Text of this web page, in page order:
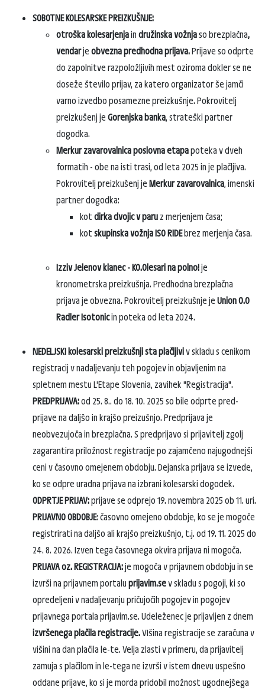
SOBOTNE KOLESARSKE PREIZKUŠNJE:
otroška kolesarjenjain družinska vožnjaso brezplačna,
vendarje obvezna predhodna prijava.Prijave so odprte
do zapolnitve razpoložljivih mest oziroma dokler se ne
doseže število prijav, za katero organizator še jamči
varno izvedbo posamezne preizkušnje. Pokrovitelj
preizkušenj je Gorenjska banka, strateški partner
dogodka.
Merkur zavarovalnica poslovna etapapoteka v dveh
formatih - obe na isti trasi, od leta 2025 in je plačljiva.
Pokrovitelj preizkušenj je Merkur zavarovalnica, imenski
partner dogodka:
kot dirka dvojicv paru z merjenjem časa;
kot skupinska vožnjaISO RIDEbrez merjenja časa.
Izziv Jelenov klanec - K0.0lesari na polno!je
kronometrska preizkušnja. Predhodna brezplačna
prijava je obvezna. Pokrovitelj preizkušnje je Union 0.0
Radler Isotonicin poteka od leta 2024.
NEDELJSKI kolesarski preizkušnji sta plačljiviv skladu s cenikom
registracij v nadaljevanju teh pogojev in objavljenim na
spletnem mestu L'Etape Slovenia, zavihek "Registracija".
PREDPRIJAVA:od 25. 8.. do 18. 10. 2025 so bile odprte pred-
prijave na daljšo in krajšo preizušnjo. Predprijava je
neobvezujoča in brezplačna. S predprijavo si prijavitelj zgolj
zagarantira priložnost registracije po zajamčeno najugodnejši
ceni v časovno omejenem obdobju. Dejanska prijava se izvede,
ko se odpre uradna prijava na izbrani kolesarski dogodek.
ODPRTJE PRIJAV:prijave se odprejo 19. novembra 2025 ob 11. uri.
PRIJAVNO OBDOBJE: časovno omejeno obdobje, ko se je mogoče
registrirati na daljšo ali krajšo preizkušnjo, t.j. od 19. 11. 2025 do
24. 8. 2026. Izven tega časovnega okvira prijava ni mogoča.
PRIJAVA oz. REGISTRACIJA:je mogoča v prijavnem obdobju in se
izvrši na prijavnem portalu prijavim.sev skladu s pogoji, ki so
opredeljeni v nadaljevanju pričujočih pogojev in pogojev
prijavnega portala prijavim.se. Udeleženec je prijavljen z dnem
izvršenega plačila registracije.VIšina registracije se zaračuna v
višini na dan plačila le-te. Velja zlasti v primeru, da prijavitelj
zamuja s plačilom in le-tega ne izvrši v istem dnevu uspešno
oddane prijave, ko si je morda pridobil možnost ugodnejšega